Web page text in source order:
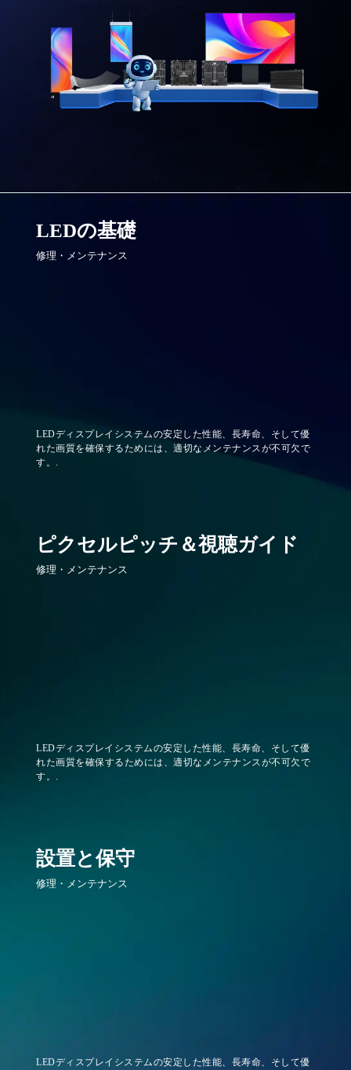
LEDの基礎
修理・メンテナンス
LEDディスプレイシステムの安定した性能、長寿命、そして優
れた画質を確保するためには、適切なメンテナンスが不可欠で
す。.
ピクセルピッチ＆視聴ガイド
修理・メンテナンス
LEDディスプレイシステムの安定した性能、長寿命、そして優
れた画質を確保するためには、適切なメンテナンスが不可欠で
す。.
設置と保守
修理・メンテナンス
LEDディスプレイシステムの安定した性能、長寿命、そして優